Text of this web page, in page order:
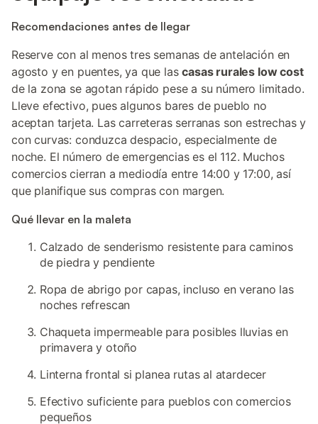
Recomendaciones antes de llegar
Reserve con al menos tres semanas de antelación en
agosto y en puentes, ya que lascasas rurales low cost
de la zona se agotan rápido pese a su número limitado.
Lleve efectivo, pues algunos bares de pueblo no
aceptan tarjeta. Las carreteras serranas son estrechas y
con curvas: conduzca despacio, especialmente de
noche. El número de emergencias es el 112. Muchos
comercios cierran a mediodía entre 14:00 y 17:00, así
que planifique sus compras con margen.
Qué llevar en la maleta
Calzado de senderismo resistente para caminos
de piedra y pendiente
Ropa de abrigo por capas, incluso en verano las
noches refrescan
Chaqueta impermeable para posibles lluvias en
primavera y otoño
Linterna frontal si planea rutas al atardecer
Efectivo suficiente para pueblos con comercios
pequeños